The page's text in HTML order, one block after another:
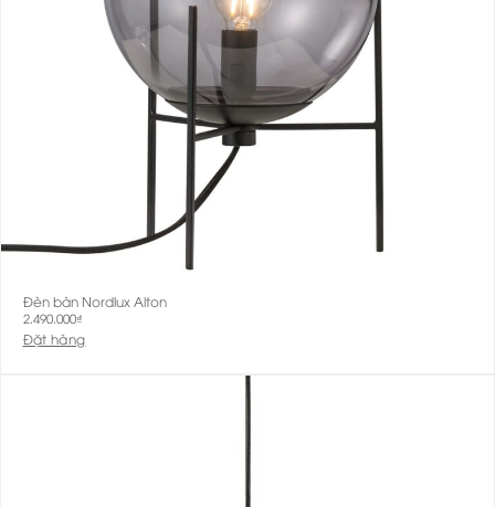
Đèn bàn Nordlux Alton
2.490.000₫
Đặt hàng